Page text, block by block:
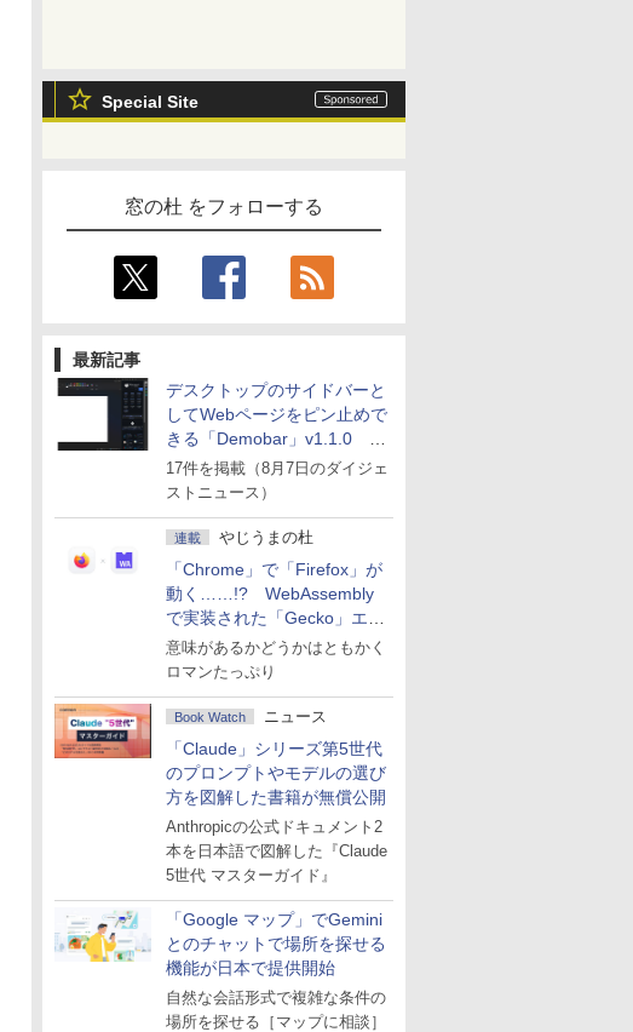
Special Site
窓の杜 をフォローする
最新記事
デスクトップのサイドバーと
してWebページをピン止めで
きる「Demobar」v1.1.0 ほ
か
17件を掲載（8月7日のダイジェ
ストニュース）
連載 やじうまの杜
「Chrome」で「Firefox」が
動く……!? WebAssembly
で実装された「Gecko」エン
ジン
意味があるかどうかはともかく
ロマンたっぷり
Book Watch ニュース
「Claude」シリーズ第5世代
のプロンプトやモデルの選び
方を図解した書籍が無償公開
Anthropicの公式ドキュメント2
本を日本語で図解した『Claude
5世代 マスターガイド』
「Google マップ」でGemini
とのチャットで場所を探せる
機能が日本で提供開始
自然な会話形式で複雑な条件の
場所を探せる［マップに相談］